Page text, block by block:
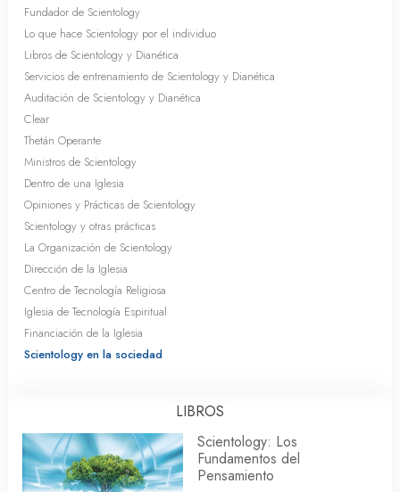
Fundador de Scientology
Lo que hace Scientology por el individuo
Libros de Scientology y Dianética
Servicios de entrenamiento de Scientology y Dianética
Auditación de Scientology y Dianética
Clear
Thetán Operante
Ministros de Scientology
Dentro de una Iglesia
Opiniones y Prácticas de Scientology
Scientology y otras prácticas
La Organización de Scientology
Dirección de la Iglesia
Centro de Tecnología Religiosa
Iglesia de Tecnología Espiritual
Financiación de la Iglesia
Scientology en la sociedad
LIBROS
Scientology: Los
Fundamentos del
Pensamiento